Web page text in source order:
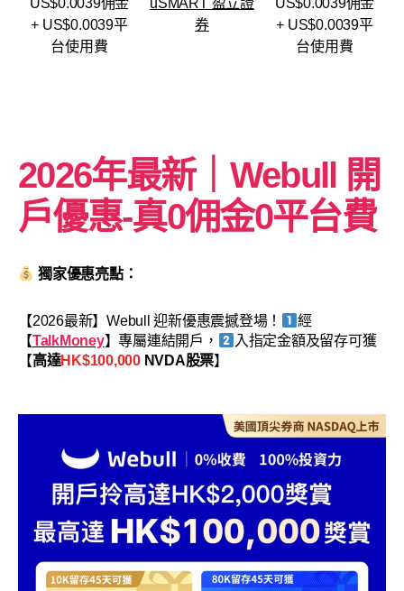
US$0.0039佣金
+ US$0.0039平
台使用費
uSMART 盈立證
券
US$0.0039佣金
+ US$0.0039平
台使用費
2026年最新｜Webull 開
戶優惠-真0佣金0平台費
獨家優惠亮點：
【2026最新】Webull 迎新優惠震撼登場！
經
【TalkMoney】專屬連結開戶，
入指定金額及留存可獲
【高達HK$100,000NVDA股票】